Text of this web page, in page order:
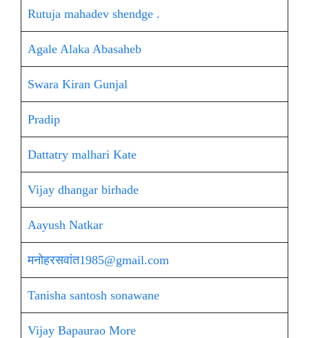
Rutuja mahadev shendge .
Agale Alaka Abasaheb
Swara Kiran Gunjal
Pradip
Dattatry malhari Kate
Vijay dhangar birhade
Aayush Natkar
मनोहरसवांत1985@gmail.com
Tanisha santosh sonawane
Vijay Bapaurao More